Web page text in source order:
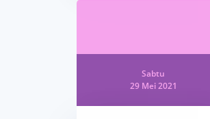
Sabtu
29 Mei 2021